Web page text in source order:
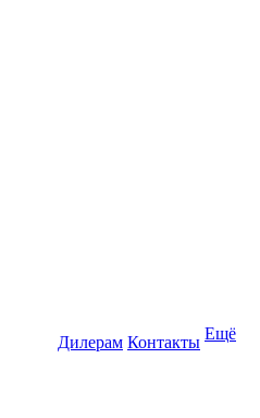
Дилерам Контакты Ещё